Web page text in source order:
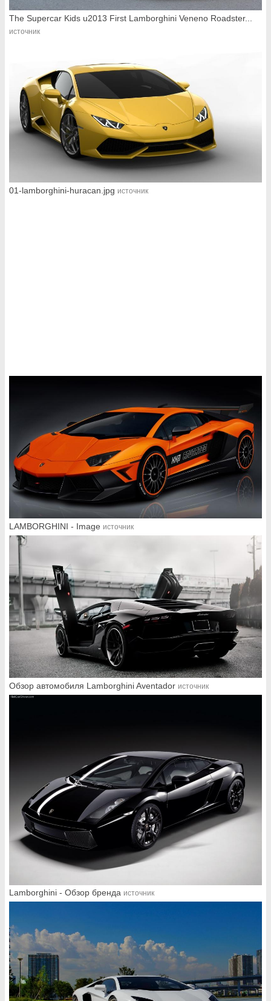
The Supercar Kids u2013 First Lamborghini Veneno Roadster...
источник
01-lamborghini-huracan.jpg источник
LAMBORGHINI - Image источник
Обзор автомобиля Lamborghini Aventador источник
Lamborghini - Обзор бренда источник